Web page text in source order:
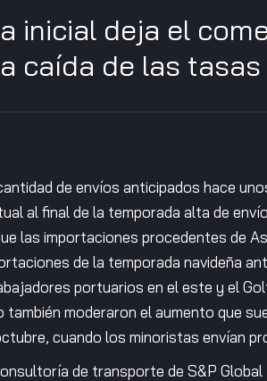
inicial deja el
caída de las
de envíos anticipados hace
al final de la temporada alta de
las importaciones procedentes de
de la temporada navideña
portuarios en el este y el
moderaron el aumento que
cuando los minoristas envían
de transporte de S&P